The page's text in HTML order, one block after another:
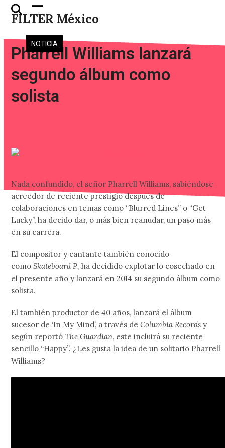
Skip
FILTER México
Open
mobile
menu
Close
mobile
menu
NOTICIA
Pharrell Williams lanzará
segundo álbum como
solista
Nada confundido, el señor Pharrell Williams, sabiéndose
acreedor de reciente prestigio después de
colaboraciones en temas como “Blurred Lines” o “Get
Lucky”, ha decido dar, o más bien reanudar, un paso más
en su carrera.
El compositor y cantante también conocido
comoSkateboard P, ha decidido explotar lo cosechado en
el presente año y lanzará en 2014 su segundo álbum como
solista.
El también productor de 40 años, lanzará el álbum
sucesor de ‘In My Mind’, a través deColumbia Recordsy
según reportóThe Guardian, este incluirá su reciente
sencillo “Happy”. ¿Les gusta la idea de un solitario Pharrell
Williams?